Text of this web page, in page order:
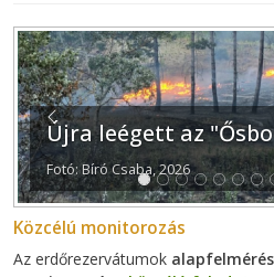
Újra leégett az
Fotó: Bíró Csaba, 2026
Previous
Közcélú monitorozás
Az erdőrezervátumok